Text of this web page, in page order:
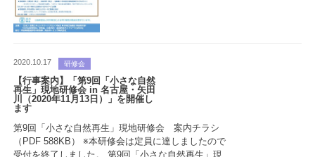
2020.10.17 研修会
【行事案内】「第9回「小さな自然
再生」現地研修会 in 名古屋・矢田
川（2020年11月13日）」を開催し
ます
第9回「小さな自然再生」現地研修会 案内チラシ
（PDF 588KB） ※本研修会は定員に達しましたので
受付を終了しました。 第9回「小さな自然再生」現